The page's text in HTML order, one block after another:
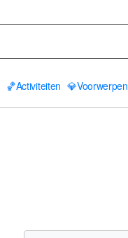
🏀Activiteiten 💎Voorwerpen